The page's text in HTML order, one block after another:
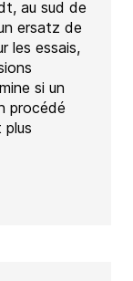
au sud de
ersatz de
les essais,
si un
procédé